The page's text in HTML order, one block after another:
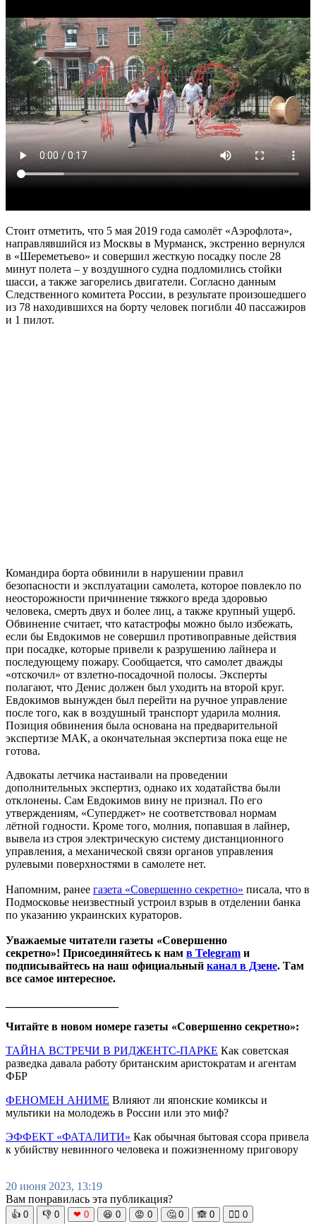
Стоит отметить, что 5 мая 2019 года самолёт «Аэрофлота»,
направлявшийся из Москвы в Мурманск, экстренно вернулся
в «Шереметьево» и совершил жесткую посадку после 28
минут полета – у воздушного судна подломились стойки
шасси, а также загорелись двигатели. Согласно данным
Следственного комитета России, в результате произошедшего
из 78 находившихся на борту человек погибли 40 пассажиров
и 1 пилот.
Командира борта обвинили в нарушении правил
безопасности и эксплуатации самолета, которое повлекло по
неосторожности причинение тяжкого вреда здоровью
человека, смерть двух и более лиц, а также крупный ущерб.
Обвинение считает, что катастрофы можно было избежать,
если бы Евдокимов не совершил противоправные действия
при посадке, которые привели к разрушению лайнера и
последующему пожару. Сообщается, что самолет дважды
«отскочил» от взлетно-посадочной полосы. Эксперты
полагают, что Денис должен был уходить на второй круг.
Евдокимов вынужден был перейти на ручное управление
после того, как в воздушный транспорт ударила молния.
Позиция обвинения была основана на предварительной
экспертизе МАК, а окончательная экспертиза пока еще не
готова.
Адвокаты летчика настаивали на проведении
дополнительных экспертиз, однако их ходатайства были
отклонены. Сам Евдокимов вину не признал. По его
утверждениям, «Суперджет» не соответствовал нормам
лётной годности. Кроме того, молния, попавшая в лайнер,
вывела из строя электрическую систему дистанционного
управления, а механической связи органов управления
рулевыми поверхностями в самолете нет.
Напомним, ранее газета «Совершенно секретно» писала, что в
Подмосковье неизвестный устроил взрыв в отделении банка
по указанию украинских кураторов.
Уважаемые читатели газеты «Совершенно
секретно»! Присоединяйтесь к нам в Telegram и
подписывайтесь на наш официальный канал в Дзене. Там
все самое интересное.
Читайте в новом номере газеты «Совершенно секретно»:
ТАЙНА ВСТРЕЧИ В РИДЖЕНТС-ПАРКЕ Как советская
разведка давала работу британским аристократам и агентам
ФБР
ФЕНОМЕН АНИМЕ Влияют ли японские комиксы и
мультики на молодежь в России или это миф?
ЭФФЕКТ «ФАТАЛИТИ» Как обычная бытовая ссора привела
к убийству невинного человека и пожизненному приговору
20 июня 2023, 13:19
Вам понравилась эта публикация?
👍 0 👎 0 ❤ 0 😆 0 😡 0 🤔 0 🙈 0 🧘‍♀️ 0